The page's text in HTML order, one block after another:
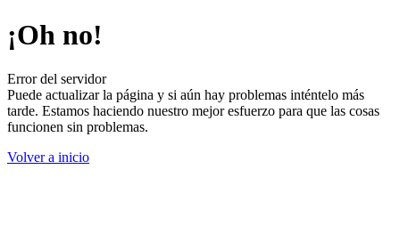
¡Oh no!
Error del servidor
Puede actualizar la página y si aún hay problemas inténtelo más
tarde. Estamos haciendo nuestro mejor esfuerzo para que las cosas
funcionen sin problemas.
Volver a inicio